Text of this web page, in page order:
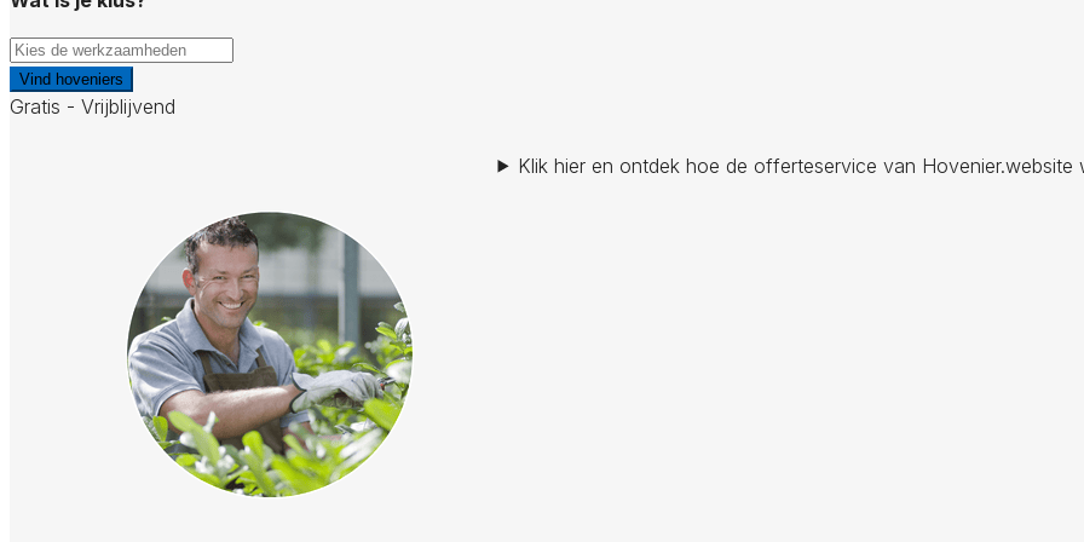
Vind hoveniers
Gratis - Vrijblijvend
Klik hier en ontdek hoe de offerteservice van Hovenier.website